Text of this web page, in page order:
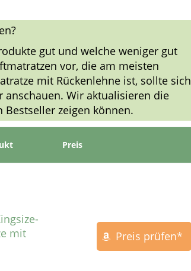
gut und welche weniger gut
vor, die am meisten
mit Rückenlehne ist, sollte sich
anschauen. Wir aktualisieren die
zeigen können.
Preis
mit
Preis prüfen*